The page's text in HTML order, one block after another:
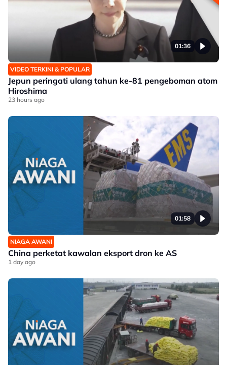
01:36
VIDEO TERKINI & POPULAR
Jepun peringati ulang tahun ke-81 pengeboman atom
Hiroshima
23 hours ago
01:58
NIAGA AWANI
China perketat kawalan eksport dron ke AS
1 day ago